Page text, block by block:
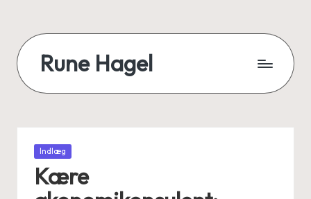
content
Rune Hagel
særligt
ældreområdet,
socialområdet
Posted
Indlæg
Kære